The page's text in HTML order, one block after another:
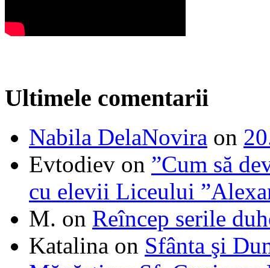
Ultimele comentarii
Nabila DelaNovira on
Evtodiev on ”Cum să
cu elevii Liceului
M. on Reîncep serile
Katalina on Sfânta şi